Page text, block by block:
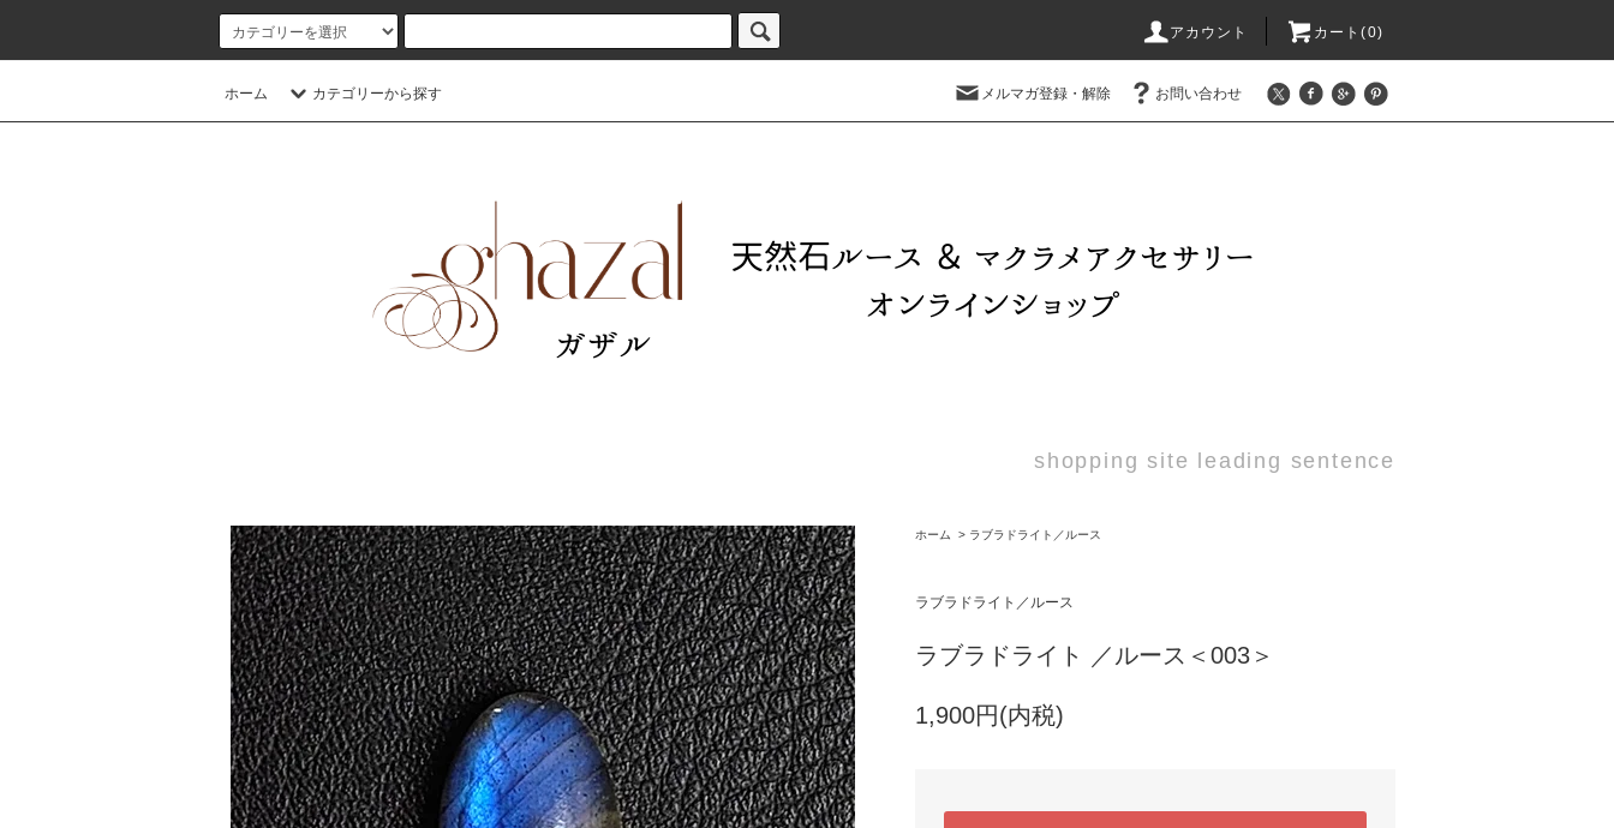
アカウント カート(0)
ホーム カテゴリーから探す メルマガ登録・解除 お問い合わせ
shopping site leading sentence
ホーム > ラブラドライト／ルース
ラブラドライト／ルース
ラブラドライト ／ルース＜003＞
1,900円(内税)